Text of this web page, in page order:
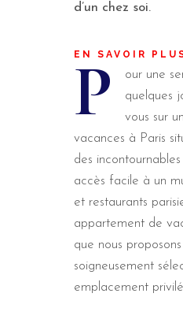
d’un chez soi.
EN SAVOIR
P
our une
quelques
vous sur
vacances à Paris
des
accès facile à un
et restaurants
appartement de
que nous
soigneusement
emplacement